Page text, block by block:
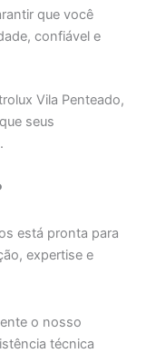
que você
confiável e
Vila Penteado,
seus
está pronta para
expertise e
o nosso
técnica